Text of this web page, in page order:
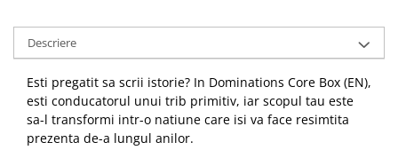
Descriere
Esti pregatit sa scrii istorie? In Dominations Core Box (EN),
esti conducatorul unui trib primitiv, iar scopul tau este
sa-l transformi intr-o natiune care isi va face resimtita
prezenta de-a lungul anilor.